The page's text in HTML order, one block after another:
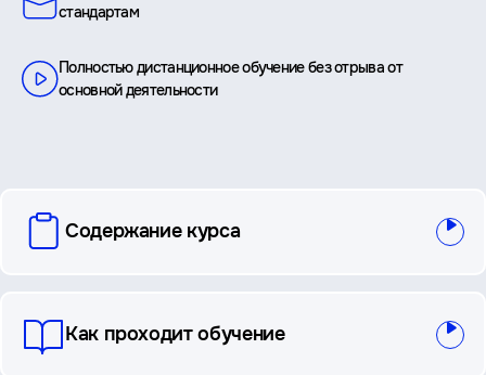
стандартам
Полностью дистанционное обучение без отрыва от
основной деятельности
вопросы
Содержание курса
Как проходит обучение